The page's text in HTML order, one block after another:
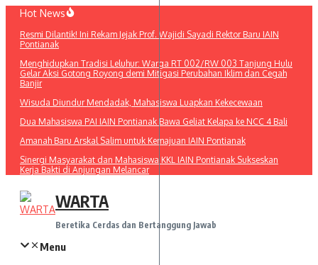
Lewati
konten
Hot News
Resmi Dilantik! Ini Rekam Jejak Prof. Wajidi Sayadi Rektor Baru IAIN
Pontianak
Menghidupkan Tradisi Leluhur: Warga RT 002/RW 003 Tanjung Hulu
Gelar Aksi Gotong Royong demi Mitigasi Perubahan Iklim dan Cegah
Banjir
Wisuda Diundur Mendadak, Mahasiswa Luapkan Kekecewaan
Dua Mahasiswa PAI IAIN Pontianak Bawa Geliat Kelapa ke NCC 4 Bali
Amanah Baru Arskal Salim untuk Kemajuan IAIN Pontianak
Sinergi Masyarakat dan Mahasiswa KKL IAIN Pontianak Sukseskan
Kerja Bakti di Anjungan Melancar
WARTA
Beretika Cerdas dan Bertanggung Jawab
Menu